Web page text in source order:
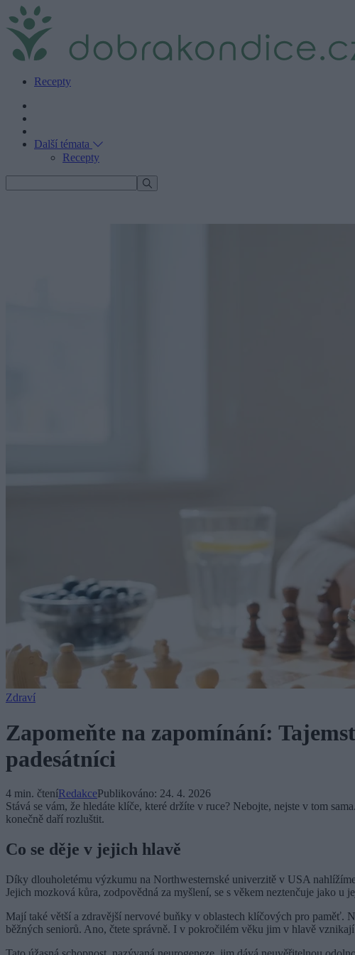
Recepty
Další témata
Recepty
Zdraví
Zapomeňte na zapomínání:
padesátníci
4 min. čteníRedakcePublikováno: 24. 4. 2026
Stává se vám, že hledáte klíče, které držíte v ruce? Nebojte, nejste v tom
konečně daří rozluštit.
Co se děje v jejich hlavě
Díky dlouholetému výzkumu na Northwesternské univerzitě v USA
Jejich mozková kůra, zodpovědná za myšlení, se s věkem neztenčuje jako u
Mají také větší a zdravější nervové buňky v oblastech klíčových pro paměť.
běžných seniorů. Ano, čtete správně. I v pokročilém věku jim v hlavě